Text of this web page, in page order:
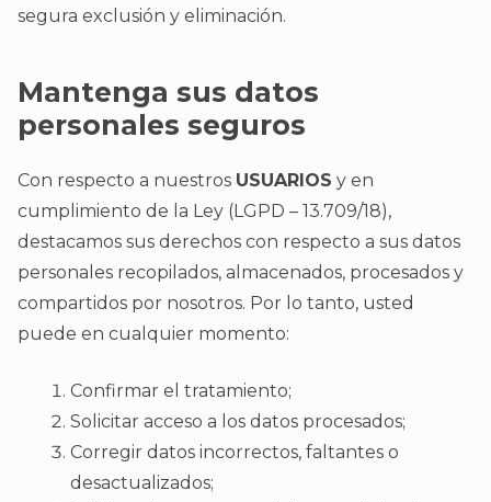
segura exclusión y eliminación.
Mantenga sus datos
personales seguros
Con respecto a nuestros USUARIOS y en
cumplimiento de la Ley (LGPD – 13.709/18),
destacamos sus derechos con respecto a sus datos
personales recopilados, almacenados, procesados ​​y
compartidos por nosotros. Por lo tanto, usted
puede en cualquier momento:
Confirmar el tratamiento;
Solicitar acceso a los datos procesados;
Corregir datos incorrectos, faltantes o
desactualizados;